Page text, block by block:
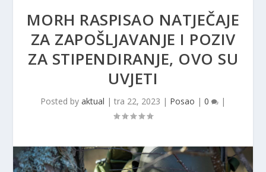
MORH RASPISAO NATJEČAJE
ZA ZAPOŠLJAVANJE I POZIV
ZA STIPENDIRANJE, OVO SU
UVJETI
Posted by aktual | tra 22, 2023 | Posao | 0 |